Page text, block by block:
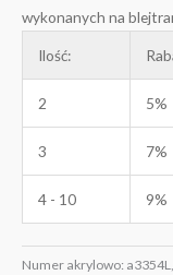
wykonanych na
Ilość:
2 5%
3 7%
4 - 10 9%
Numer akrylowo: